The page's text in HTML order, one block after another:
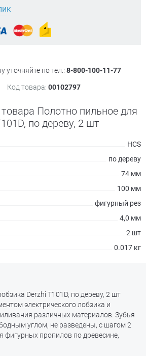
уточняйте по тел.: 8-800-100-11-77
Код товара: 00102797
Полотно пильное для
по дереву, 2 шт
HCS
по дереву
74 мм
100 мм
фигурный рез
4,0 мм
2 шт
0.017 кг
Derzhi T101D, по дереву, 2 шт
электрического лобзика и
различных материалов. Зубья
углом, не разведены, с шагом 2
фигурных пропилов по древесине,